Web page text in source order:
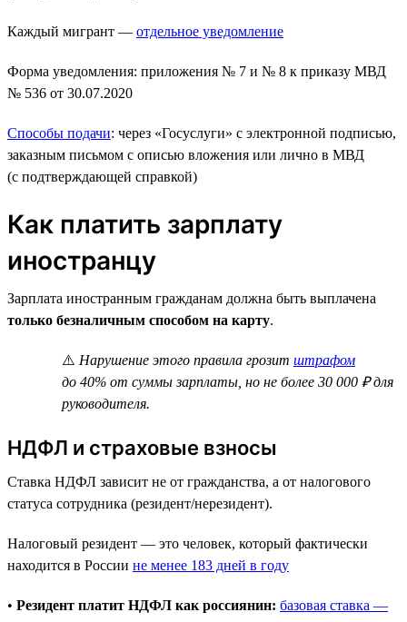
Каждый мигрант — отдельное уведомление
Форма уведомления: приложения № 7 и № 8 к приказу МВД
№ 536 от 30.07.2020
Способы подачи: через «Госуслуги» с электронной подписью,
заказным письмом с описью вложения или лично в МВД
(с подтверждающей справкой)
Как платить зарплату
иностранцу
Зарплата иностранным гражданам должна быть выплачена
только безналичным способом на карту.
⚠️ Нарушение этого правила грозит штрафом
до 40% от суммы зарплаты, но не более 30 000 ₽ для
руководителя.
НДФЛ и страховые взносы
Ставка НДФЛ зависит не от гражданства, а от налогового
статуса сотрудника (резидент/нерезидент).
Налоговый резидент — это человек, который фактически
находится в России не менее 183 дней в году
• Резидент платит НДФЛ как россиянин: базовая ставка —